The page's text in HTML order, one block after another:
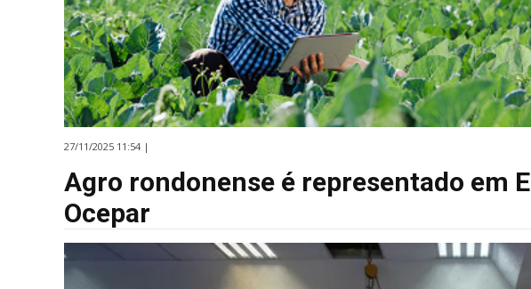
27/11/2025 11:54 |
Agro rondonense é representado em
Ocepar